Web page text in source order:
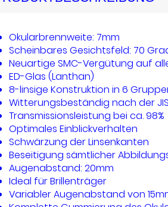
Okularbrennweite: 7mm
Scheinbares Gesichtsfeld: 70
Neuartige SMC-Vergütung auf
ED-Glas (Lanthan)
8-linsige Konstruktion in 6
Witterungsbeständig nach der
Transmissionsleistung bei ca. 98%
Optimales Einblickverhalten
Schwärzung der Linsenkanten
Beseitigung sämtlicher
Augenabstand: 20mm
Ideal für Brillenträger
Variabler Augenabstand von